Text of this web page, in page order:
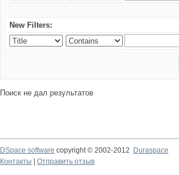
New Filters:
Поиск не дал результатов
DSpace software copyright © 2002-2012
Duraspace
Контакты
Отправить отзыв